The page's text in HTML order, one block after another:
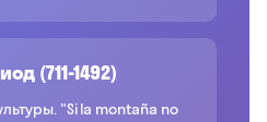
(711-1492)
"Si la montaña no